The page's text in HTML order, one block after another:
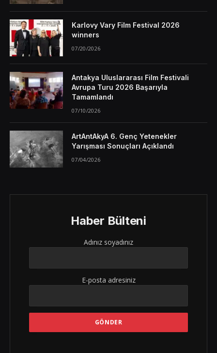
Karlovy Vary Film Festival 2026
winners
07/20/2026
Antakya Uluslararası Film Festivali
Avrupa Turu 2026 Başarıyla
Tamamlandı
07/10/2026
ArtAntAkyA 6. Genç Yetenekler
Yarışması Sonuçları Açıklandı
07/04/2026
Haber Bülteni
Adınız soyadınız
E-posta adresiniz